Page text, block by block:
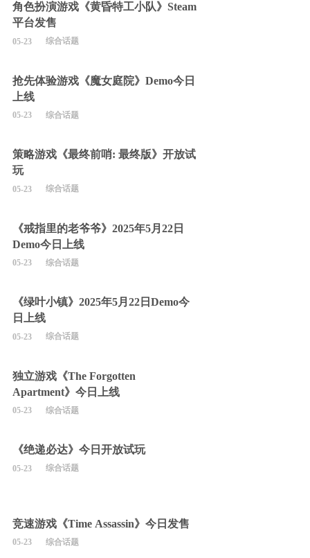
角色扮演游戏《黄昏特工小队》Steam
平台发售
05-23 综合话题
抢先体验游戏《魔女庭院》Demo今日
上线
05-23 综合话题
策略游戏《最终前哨: 最终版》开放试
玩
05-23 综合话题
《戒指里的老爷爷》2025年5月22日
Demo今日上线
05-23 综合话题
《绿叶小镇》2025年5月22日Demo今
日上线
05-23 综合话题
独立游戏《The Forgotten
Apartment》今日上线
05-23 综合话题
《绝递必达》今日开放试玩
05-23 综合话题
竞速游戏《Time Assassin》今日发售
05-23 综合话题